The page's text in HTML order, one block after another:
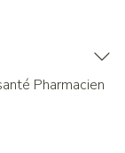
Pharmacien